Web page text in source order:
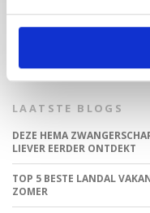
fashion.
LAATSTE BLOGS
DEZE HEMA
LIEVER EERDER ONTDEKT
TOP 5 BESTE LANDAL
ZOMER